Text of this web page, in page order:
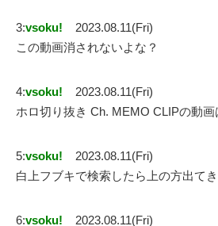
3:vsoku!
2023.08.11(Fri)
この動画消されないよな？
4:vsoku!
2023.08.11(Fri)
ホロ切り抜き Ch. MEMO CLIPの動
5:vsoku!
2023.08.11(Fri)
白上フブキで検索したら上の方出て
6:vsoku!
2023.08.11(Fri)